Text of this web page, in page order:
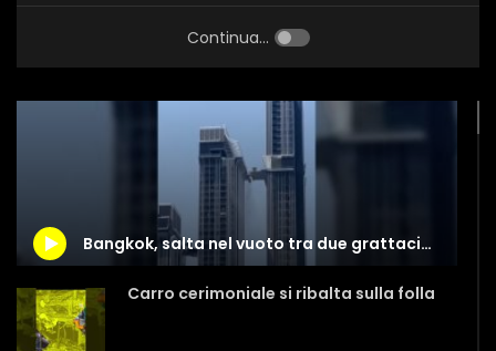
Continua...
Bangkok, salta nel vuoto tra due grattacieli per salvare moglie e figlia
Carro cerimoniale si ribalta sulla folla